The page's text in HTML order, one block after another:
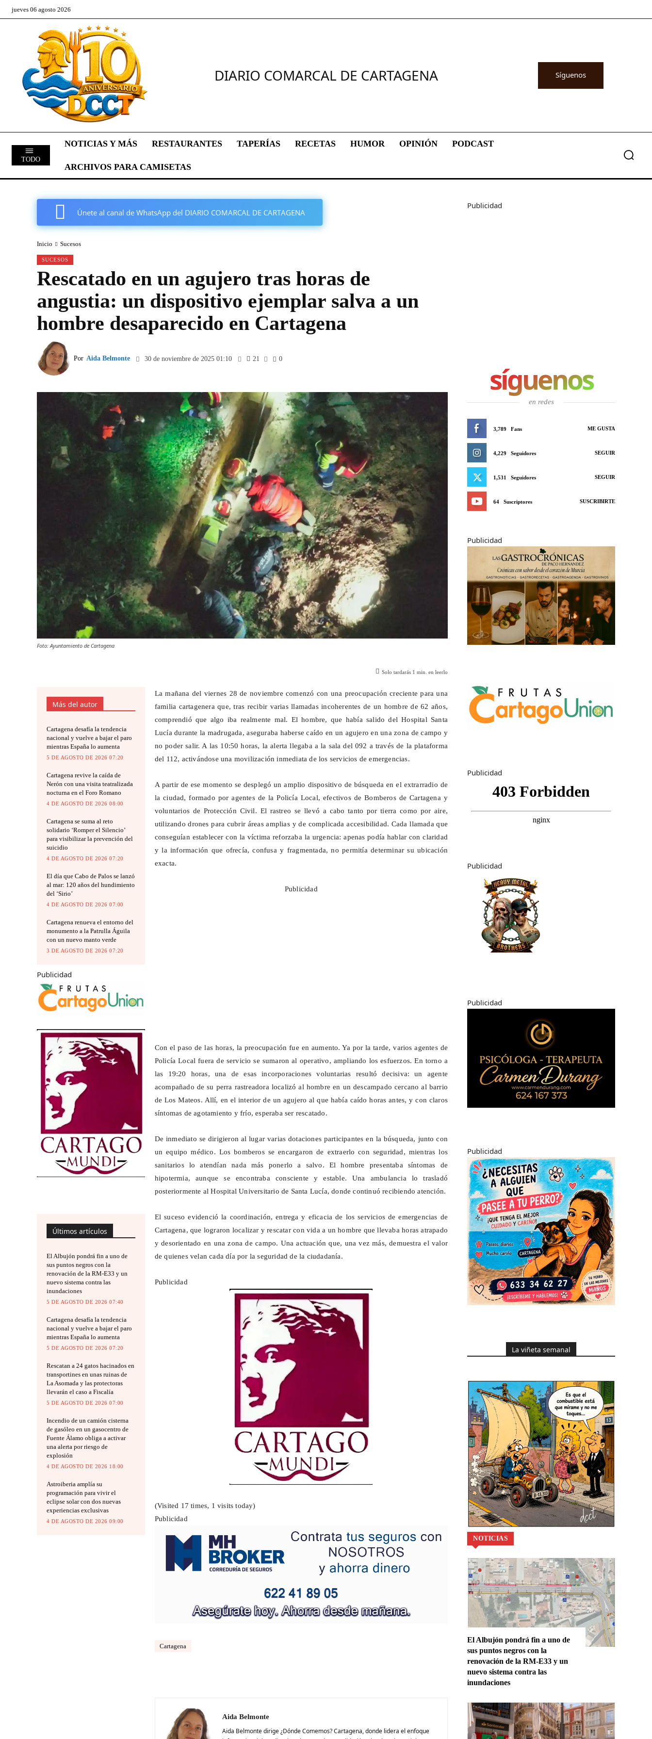
jueves 06 agosto 2026
DIARIO COMARCAL DE CARTAGENA Síguenos
TODO
NOTICIAS Y MÁS RESTAURANTES TAPERÍAS RECETAS HUMOR OPINIÓN PODCAST
ARCHIVOS PARA CAMISETAS
Únete al canal de WhatsApp del DIARIO COMARCAL DE CARTAGENA
Inicio Sucesos
SUCESOS
Rescatado en un agujero tras horas de
angustia: un dispositivo ejemplar salva a un
hombre desaparecido en Cartagena
Por Aida Belmonte 30 de noviembre de 2025 01:10 21 0
Foto: Ayuntamiento de Cartagena
Solo tardarás 1 min. en leerlo
Más del autor
Cartagena desafía la tendencia
nacional y vuelve a bajar el paro
mientras España lo aumenta
5 DE AGOSTO DE 2026 07:20
Cartagena revive la caída de
Nerón con una visita teatralizada
nocturna en el Foro Romano
4 DE AGOSTO DE 2026 08:00
Cartagena se suma al reto
solidario ‘Romper el Silencio’
para visibilizar la prevención del
suicidio
4 DE AGOSTO DE 2026 07:20
El día que Cabo de Palos se lanzó
al mar: 120 años del hundimiento
del ‘Sirio’
4 DE AGOSTO DE 2026 07:00
Cartagena renueva el entorno del
monumento a la Patrulla Águila
con un nuevo manto verde
3 DE AGOSTO DE 2026 07:20
Publicidad
Últimos artículos
El Albujón pondrá fin a uno de
sus puntos negros con la
renovación de la RM-E33 y un
nuevo sistema contra las
inundaciones
5 DE AGOSTO DE 2026 07:40
Cartagena desafía la tendencia
nacional y vuelve a bajar el paro
mientras España lo aumenta
5 DE AGOSTO DE 2026 07:20
Rescatan a 24 gatos hacinados en
transportines en unas ruinas de
La Asomada y las protectoras
llevarán el caso a Fiscalía
5 DE AGOSTO DE 2026 07:00
Incendio de un camión cisterna
de gasóleo en un gasocentro de
Fuente Álamo obliga a activar
una alerta por riesgo de
explosión
4 DE AGOSTO DE 2026 18:00
Astroiberia amplía su
programación para vivir el
eclipse solar con dos nuevas
experiencias exclusivas
4 DE AGOSTO DE 2026 09:00
La mañana del viernes 28 de noviembre comenzó con una preocupación creciente para una
familia cartagenera que, tras recibir varias llamadas incoherentes de un hombre de 62 años,
comprendió que algo iba realmente mal. El hombre, que había salido del Hospital Santa
Lucía durante la madrugada, aseguraba haberse caído en un agujero en una zona de campo y
no poder salir. A las 10:50 horas, la alerta llegaba a la sala del 092 a través de la plataforma
del 112, activándose una movilización inmediata de los servicios de emergencias.
A partir de ese momento se desplegó un amplio dispositivo de búsqueda en el extrarradio de
la ciudad, formado por agentes de la Policía Local, efectivos de Bomberos de Cartagena y
voluntarios de Protección Civil. El rastreo se llevó a cabo tanto por tierra como por aire,
utilizando drones para cubrir áreas amplias y de complicada accesibilidad. Cada llamada que
conseguían establecer con la víctima reforzaba la urgencia: apenas podía hablar con claridad
y la información que ofrecía, confusa y fragmentada, no permitía determinar su ubicación
exacta.
Publicidad
Con el paso de las horas, la preocupación fue en aumento. Ya por la tarde, varios agentes de
Policía Local fuera de servicio se sumaron al operativo, ampliando los esfuerzos. En torno a
las 19:20 horas, una de esas incorporaciones voluntarias resultó decisiva: un agente
acompañado de su perra rastreadora localizó al hombre en un descampado cercano al barrio
de Los Mateos. Allí, en el interior de un agujero al que había caído horas antes, y con claros
síntomas de agotamiento y frío, esperaba ser rescatado.
De inmediato se dirigieron al lugar varias dotaciones participantes en la búsqueda, junto con
un equipo médico. Los bomberos se encargaron de extraerlo con seguridad, mientras los
sanitarios lo atendían nada más ponerlo a salvo. El hombre presentaba síntomas de
hipotermia, aunque se encontraba consciente y estable. Una ambulancia lo trasladó
posteriormente al Hospital Universitario de Santa Lucía, donde continuó recibiendo atención.
El suceso evidenció la coordinación, entrega y eficacia de los servicios de emergencias de
Cartagena, que lograron localizar y rescatar con vida a un hombre que llevaba horas atrapado
y desorientado en una zona de campo. Una actuación que, una vez más, demuestra el valor
de quienes velan cada día por la seguridad de la ciudadanía.
Publicidad
(Visited 17 times, 1 visits today)
Publicidad
Cartagena
Aida Belmonte
Aida Belmonte dirige ¿Dónde Comemos? Cartagena, donde lidera el enfoque
Publicidad
síguenos
en redes
3,789 Fans ME GUSTA
4,229 Seguidores SEGUIR
1,531 Seguidores SEGUIR
64 Suscriptores SUSCRIBIRTE
Publicidad
Publicidad
Publicidad
Publicidad
Publicidad
La viñeta semanal
NOTICIAS
El Albujón pondrá fin a uno de
sus puntos negros con la
renovación de la RM-E33 y un
nuevo sistema contra las
inundaciones